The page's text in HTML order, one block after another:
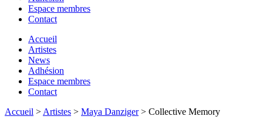
Espace membres
Contact
Accueil
Artistes
News
Adhésion
Espace membres
Contact
Accueil > Artistes > Maya Danziger> Collective Memory